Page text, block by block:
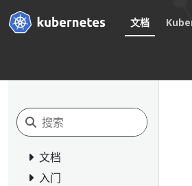
文档
文档
入门